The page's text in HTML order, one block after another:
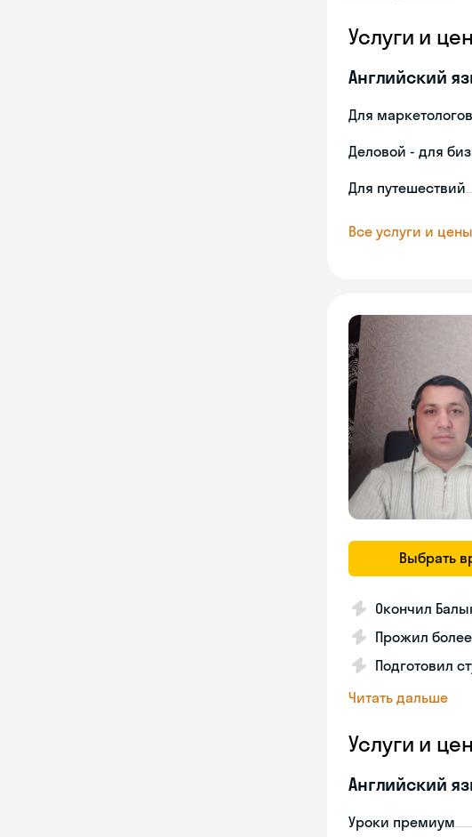
Услуги и
Английский
Для маркетологов
Деловой - для
Для путешествий
Все услуги и
Выбрать
Окончил
Прожил
Подготовил
Читать дальше
Услуги и
Английский
Уроки премиум